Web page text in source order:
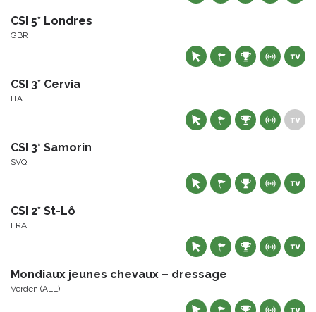
CSI 5* Londres
GBR
CSI 3* Cervia
ITA
CSI 3* Samorin
SVQ
CSI 2* St-Lô
FRA
Mondiaux jeunes chevaux – dressage
Verden (ALL)